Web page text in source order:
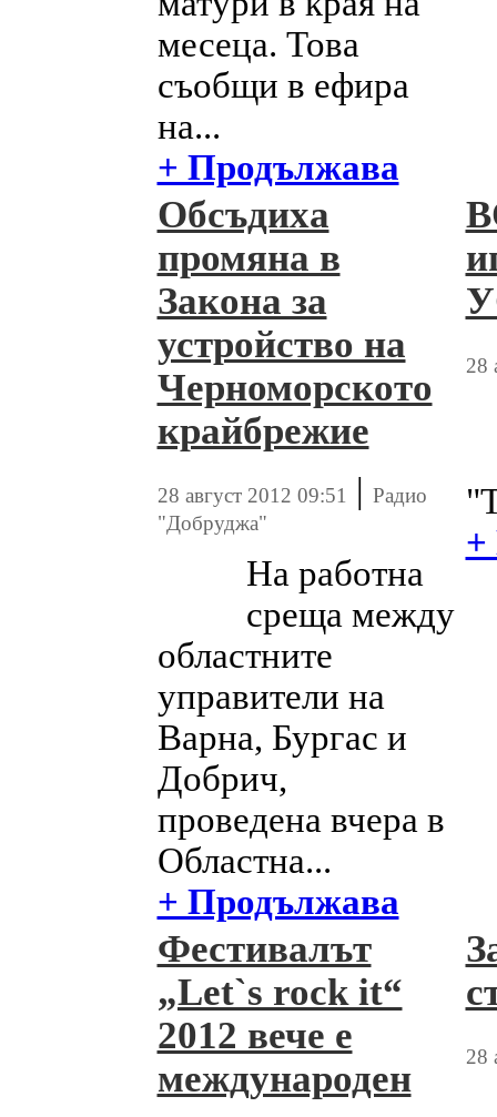
месеца. Това
съобщи в ефира
на...
+ Продължава
Обсъдиха
промяна в
Закона за
устройство на
Черноморското
крайбрежие
28 август 2012 09:51 | Радио
"Добруджа"
На работна
среща между
областните
управители на
Варна, Бургас и
Добрич,
проведена вчера в
Областна...
+ Продължава
28
+
Фестивалът
„Let`s rock it“
2012 вече е
международен
28